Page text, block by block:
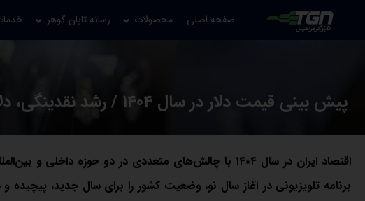
صفحه اصلی محصولات رسانه تابان گوهر
پیش بینی قیمت دلار در سال ۱۴۰۴ / رشد نقدینگی، دلار را به 130 هزار تومان می‌رساند
اقتصاد ایران در سال ۱۴۰۴ با چالش‌های متعددی در دو حوزه
برنامه تلویزیونی در آغاز سال نو، وضعیت کشور را برای سال جدید،